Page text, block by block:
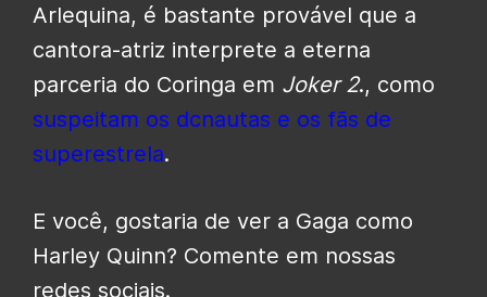
Arlequina, é bastante provável que a
cantora-atriz interprete a eterna
parceria do Coringa em Joker 2., como
suspeitam os dcnautas e os fãs de
superestrela.
E você, gostaria de ver a Gaga como
Harley Quinn? Comente em nossas
redes sociais.